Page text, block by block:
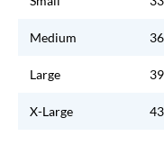
Medium
Large
X-Large